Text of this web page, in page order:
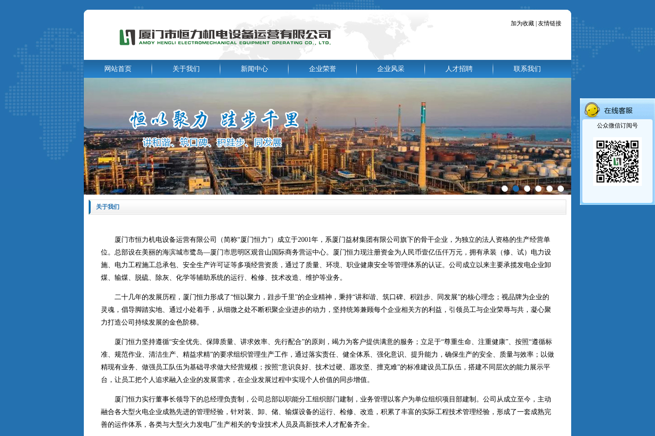
加为收藏 友情链接
网站首页 关于我们 新闻中心 企业荣誉 企业风采 人才招聘 联系我们
关于我们
厦门市恒力机电设备运营有限公司（简称“厦门恒力”）成立于2001年，系厦门益材集团有限公司旗下的骨干企业， 为独立的法人资格的生产经营单
位。 总部设在美丽的海滨城市鹭岛—厦门市思明区观音山国际商务营运中心。厦门恒力现注册资金为人民币壹亿伍仟万元，拥有承装（修、试）电力设
施、电力工程施工总承包、安全生产许可证等多项经营资质，通过了质量、环境、职业健康安全等管理体系的认证。公司成立以来主要承揽发电企业卸
煤、输煤、脱硫、除灰、化学等辅助系统的运行、检修、技术改造、维护等业务。
二十几年的发展历程，厦门恒力形成了“恒以聚力，跬步千里”的企业精神，秉持“讲和谐、筑口碑、积跬步、同发展”的核心理念；视品牌为企业的
灵魂，倡导脚踏实地、通过小处着手，从细微之处不断积聚企业进步的动力，坚持统筹兼顾每个企业相关方的利益，引领员工与企业荣辱与共，凝心聚
力打造公司持续发展的金色阶梯。
厦门恒力坚持遵循“安全优先、保障质量、讲求效率、先行配合”的原则，竭力为客户提供满意的服务；立足于“尊重生命、注重健康”、按照“遵循标
准、规范作业、清洁生产、精益求精”的要求组织管理生产工作，通过落实责任、健全体系、强化意识、提升能力，确保生产的安全、质量与效率；以做
精现有业务、做强员工队伍为基础寻求做大经营规模；按照“意识良好、技术过硬、愿攻坚、擅克难”的标准建设员工队伍，搭建不同层次的能力展示平
台，让员工把个人追求融入企业的发展需求，在企业发展过程中实现个人价值的同步增值。
厦门恒力实行董事长领导下的总经理负责制，公司总部以职能分工组织部门建制，业务管理以客户为单位组织项目部建制。公司从成立至今，主动
融合各大型火电企业成熟先进的管理经验，针对装、卸、储、输煤设备的运行、检修、改造，积累了丰富的实际工程技术管理经验，形成了一套成熟完
善的运作体系，各类与大型火力发电厂生产相关的专业技术人员及高新技术人才配备齐全。
公众微信订阅号